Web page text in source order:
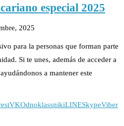
especial 2025
2025
para la personas que forman parte
Si te unes, además de acceder a
a mantener este
VKOdnoklassnikiLINESkypeViber